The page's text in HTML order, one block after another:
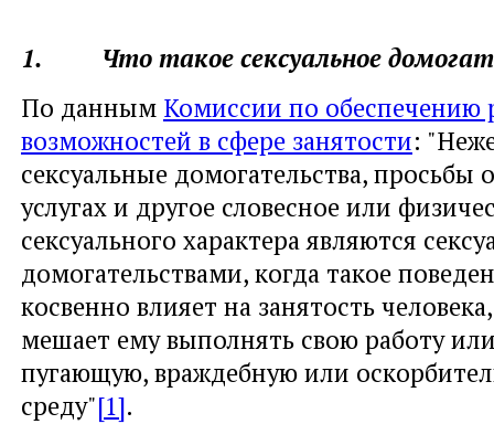
1. Что такое сексуальное
По данным Комиссии по обеспечению
возможностей в сфере занятости:
сексуальные домогательства, просьбы
услугах и другое словесное или
сексуального характера являются
домогательствами, когда такое
косвенно влияет на занятость
мешает ему выполнять свою работу
пугающую, враждебную или
среду"[1].